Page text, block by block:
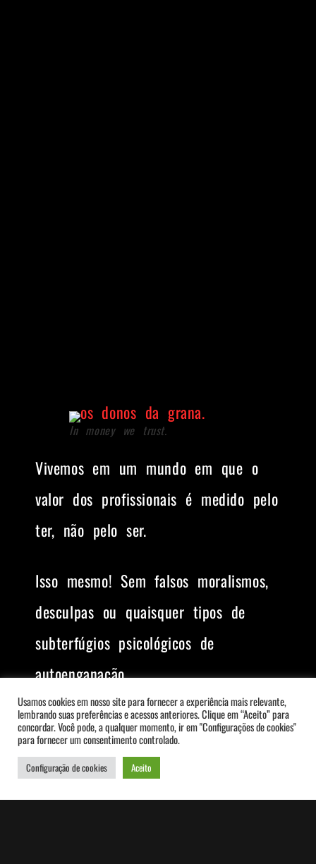
In money we trust.
Vivemos em um mundo em que o
valor dos profissionais é medido pelo
ter, não pelo ser.
Isso mesmo! Sem falsos moralismos,
desculpas ou quaisquer tipos de
subterfúgios psicológicos de
autoenganação.
Basta ver nas capas das revistas,
nos sites que tratam do assunto e
Usamos cookies em nosso site para fornecer a experiência mais relevante,
lembrando suas preferências e acessos anteriores. Clique em “Aceito” para
concordar. Você pode, a qualquer momento, ir em "Configurações de cookies"
para fornecer um consentimento controlado.
Configuração de cookies Aceito